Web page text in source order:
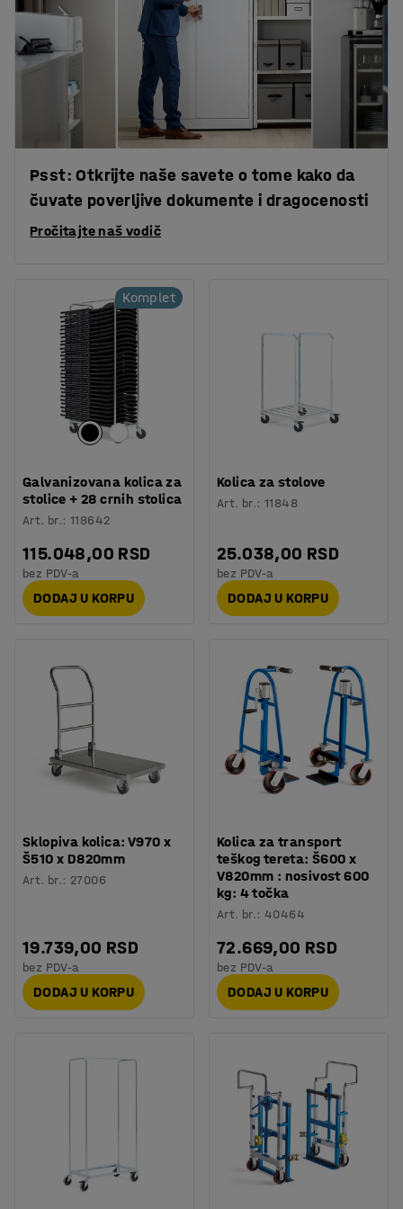
Psst: Otkrijte naše savete o tome kako da
čuvate poverljive dokumente i dragocenosti
Pročitajte naš vodič
Komplet
Galvanizovana kolica za
stolice + 28 crnih stolica
Art. br.:118642
115.048,00 RSD
bez PDV-a
DODAJ U KORPU
Kolica za stolove
Art. br.:11848
25.038,00 RSD
bez PDV-a
DODAJ U KORPU
Sklopiva kolica: V970 x
Š510 x D820mm
Art. br.: 27006
19.739,00 RSD
bez PDV-a
DODAJ U KORPU
Kolica za transport
teškog tereta: Š600 x
V820mm : nosivost 600
kg: 4 točka
Art. br.: 40464
72.669,00 RSD
bez PDV-a
DODAJ U KORPU